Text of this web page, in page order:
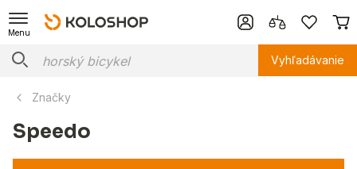
Menu
Vyhľadávanie
Značky
Speedo